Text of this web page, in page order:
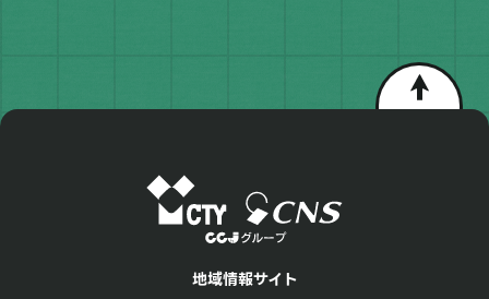
地域情報サイト